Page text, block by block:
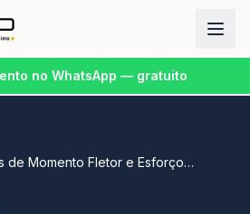
no WhatsApp — gratuito
de Momento Fletor e Esforço